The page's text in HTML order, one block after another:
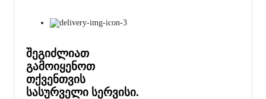
შეგიძლიათ
გამოიყენოთ
თქვენთვის
სასურველი სერვისი.